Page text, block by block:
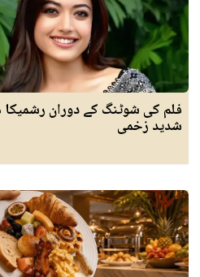
فلم کی شوٹنگ کے دوران رشمیکا
شدید زخمی